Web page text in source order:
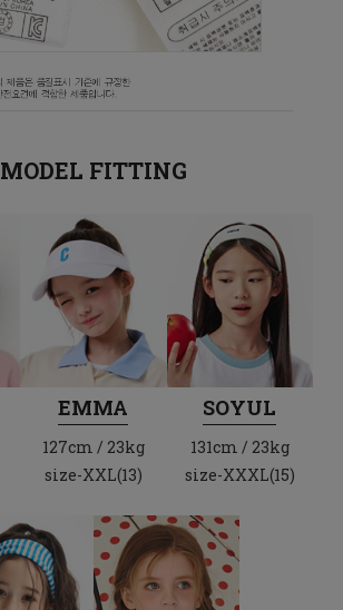
MODEL FITTING
EMMA
127cm / 23kg
size-XXL(13)
SOYUL
131cm / 23kg
size-XXXL(15)